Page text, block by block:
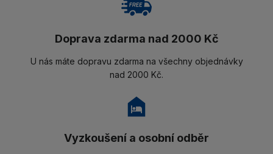
Doprava zdarma nad 2000 Kč
U nás máte dopravu zdarma na všechny objednávky
nad 2000 Kč.
Vyzkoušení a osobní odběr